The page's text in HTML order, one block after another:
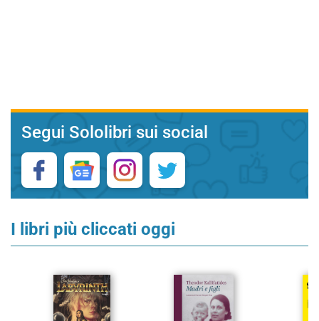
Segui Sololibri sui social
I libri più cliccati oggi